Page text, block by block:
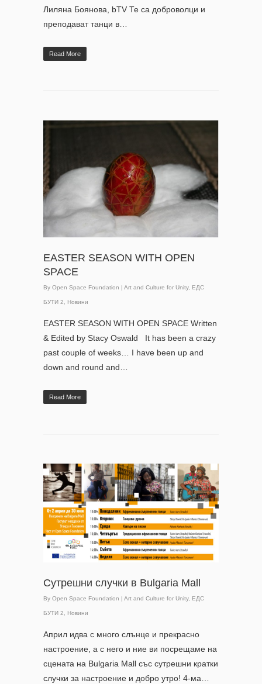
Лиляна Боянова, bTV Те са доброволци и
преподават танци в…
Read More
EASTER SEASON WITH OPEN
SPACE
By Open Space Foundation Art and Culture for Unity, ЕДС
БУТИ 2, Новини
EASTER SEASON WITH OPEN SPACE Written
& Edited by Stacy Oswald It has been a crazy
past couple of weeks… I have been up and
down and round and…
Read More
Сутрешни случки в Bulgaria Mall
By Open Space Foundation | Art and Culture for Unity, ЕДС
БУТИ 2 Новини
Април идва с много слънце и прекрасно
настроение, а с него и ние ви посрещаме на
сцената на Bulgaria Mall със сутрешни кратки
случки за настроение и добро утро! 4-ма…